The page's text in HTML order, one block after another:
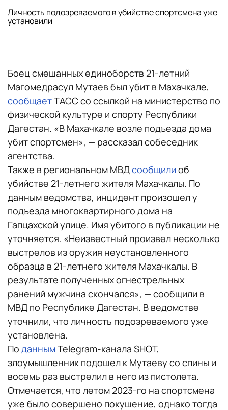
Личность подозреваемого в убийстве спортсмена уже
установили
Боец смешанных единоборств 21-летний
Магомедрасул Мутаев был убит в Махачкале,
сообщаетТАСС со ссылкой на министерство по
физической культуре и спорту Республики
Дагестан. «В Махачкале возле подъезда дома
убит спортсмен», — рассказал собеседник
агентства.
Также в региональном МВДсообщили об
убийстве 21-летнего жителя Махачкалы. По
данным ведомства, инцидент произошел у
подъезда многоквартирного дома на
Гапцахской улице. Имя убитого в публикации не
уточняется. «Неизвестный произвел несколько
выстрелов из оружия неустановленного
образца в 21-летнего жителя Махачкалы. В
результате полученных огнестрельных
ранений мужчина скончался», — сообщили в
МВД по Республике Дагестан. В ведомстве
уточнили, что личность подозреваемого уже
установлена.
По даннымTelegram-канала SHOT,
злоумышленник подошел к Мутаеву со спины и
восемь раз выстрелил в него из пистолета.
Отмечается, что летом 2023-го на спортсмена
уже было совершено покушение, однако тогда